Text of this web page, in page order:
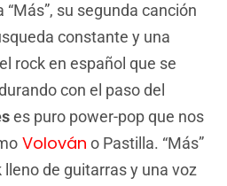
su segunda canción
constante y una
rock en español que se
con el paso del
es puro power-pop que nos
Volován o Pastilla. “Más”
de guitarras y una voz